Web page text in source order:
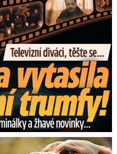
chlapečka (2) ve tváři!